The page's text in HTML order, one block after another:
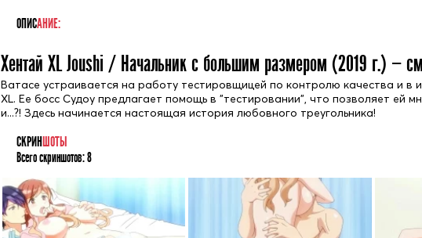
ОПИСАНИЕ:
Хентай XL Joushi / Начальник с большим размером (2019 г.) —
Ватасе устраивается на работу тестировщицей по контролю качества и в
XL. Ее босс Судоу предлагает помощь в "тестировании", что позволяет ей
и...?! Здесь начинается настоящая история любовного треугольника!
СКРИНШОТЫ
Всего скриншотов:8